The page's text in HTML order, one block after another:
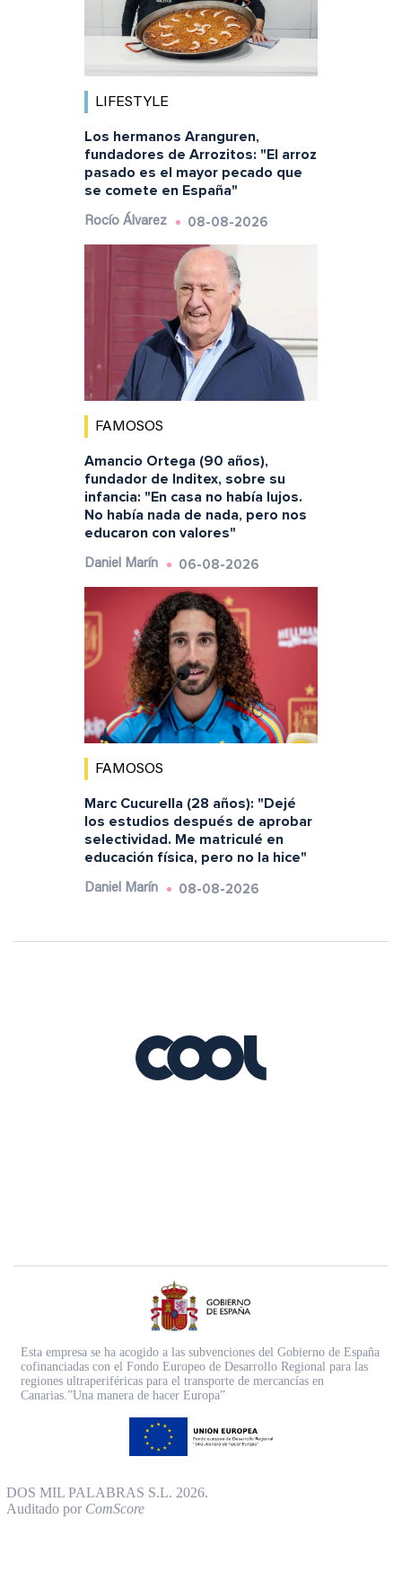
LIFESTYLE
Los hermanos Aranguren,
fundadores de Arrozitos: "El arroz
pasado es el mayor pecado que
se comete en España"
Rocío Álvarez 08-08-2026
FAMOSOS
Amancio Ortega (90 años),
fundador de Inditex, sobre su
infancia: "En casa no había lujos.
No había nada de nada, pero nos
educaron con valores"
Daniel Marín 06-08-2026
FAMOSOS
Marc Cucurella (28 años): "Dejé
los estudios después de aprobar
selectividad. Me matriculé en
educación física, pero no la hice"
Daniel Marín 08-08-2026
Esta empresa se ha acogido a las subvenciones del Gobierno de España
cofinanciadas con el Fondo Europeo de Desarrollo Regional para las
regiones ultraperiféricas para el transporte de mercancías en
Canarias.”Una manera de hacer Europa”
DOS MIL PALABRAS S.L. 2026.
Auditado por ComScore